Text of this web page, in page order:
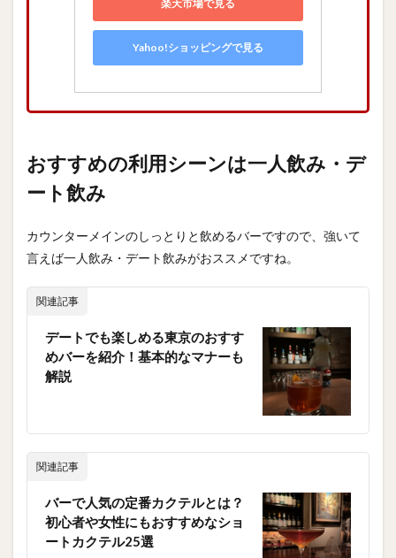
楽天市場で見る
Yahoo!ショッピングで見る
おすすめの利用シーンは一人飲み・デ
ート飲み
カウンターメインのしっとりと飲めるバーですので、強いて
言えば一人飲み・デート飲みがおススメですね。
関連記事
デートでも楽しめる東京のおすす
めバーを紹介！基本的なマナーも
解説
関連記事
バーで人気の定番カクテルとは？
初心者や女性にもおすすめなショ
ートカクテル25選